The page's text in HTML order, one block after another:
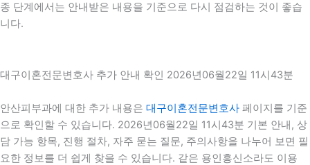
종 단계에서는 안내받은 내용을 기준으로 다시 점검하는 것이 좋습
니다.
대구이혼전문변호사 추가 안내 확인 2026년06월22일 11시43분
안산피부과에 대한 추가 내용은 대구이혼전문변호사 페이지를 기준
으로 확인할 수 있습니다. 2026년06월22일 11시43분 기본 안내, 상
담 가능 항목, 진행 절차, 자주 묻는 질문, 주의사항을 나누어 보면 필
요한 정보를 더 쉽게 찾을 수 있습니다. 같은 용인흥신소라도 이용